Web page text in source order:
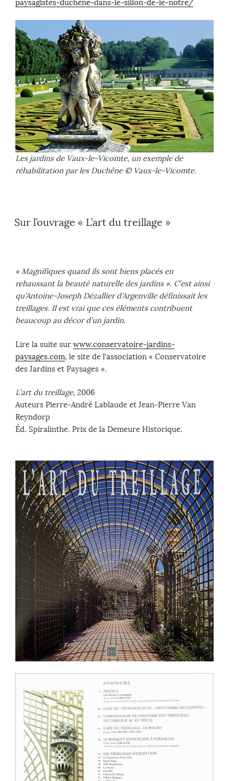
paysagistes-duchene-dans-le-sillon-de-le-notre/
Les jardins de Vaux-le-Vicomte, un exemple de
réhabilitation par les Duchêne © Vaux-le-Vicomte.
Sur l’ouvrage « L’art du treillage »
« Magnifiques quand ils sont biens placés en
rehaussant la beauté naturelle des jardins ». C’est ainsi
qu’Antoine-Joseph Dézallier d’Argenville définissait les
treillages. Il est vrai que ces éléments contribuent
beaucoup au décor d’un jardin.
Lire la suite sur www.conservatoire-jardins-
paysages.com, le site de l’association « Conservatoire
des Jardins et Paysages ».
L’art du treillage, 2006
Auteurs Pierre-André Lablaude et Jean-Pierre Van
Reyndorp
Éd. Spiralinthe. Prix de la Demeure Historique.